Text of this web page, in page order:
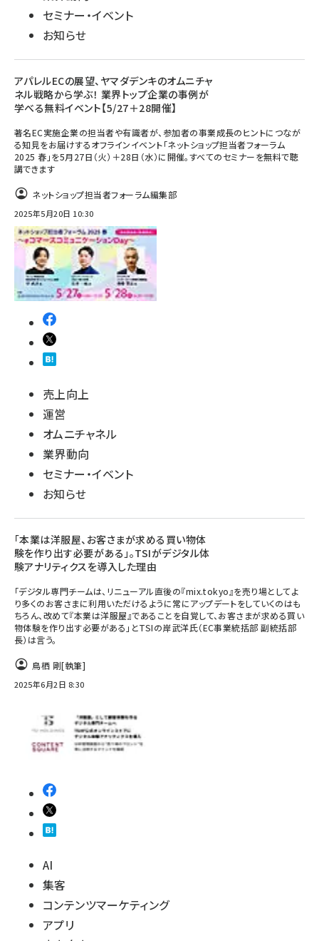
セミナー・イベント
お知らせ
アパレルECの展望、ヤマダデンキのオムニチャ
ネル戦略から学ぶ！ 業界トップ企業の事例が
学べる無料イベント【5/27＋28開催】
著名EC実施企業の担当者や有識者が、参加者の事業成長のヒントにつなが
る知見をお届けするオフラインイベント「ネットショップ担当者フォーラム
2025 春」を5月27日（火）＋28日（水）に開催。すべてのセミナーを無料で聴
講できます
ネットショップ担当者フォーラム編集部
2025年5月20日 10:30
売上向上
運営
オムニチャネル
業界動向
セミナー・イベント
お知らせ
「本業は洋服屋、お客さまが求める買い物体
験を作り出す必要がある」。TSIがデジタル体
験アナリティクスを導入した理由
「デジタル専門チームは、リニューアル直後の『mix.tokyo』を売り場としてよ
り多くのお客さまに利用いただけるように常にアップデートをしていくのはも
ちろん、改めて『本業は洋服屋』であることを自覚して、お客さまが求める買い
物体験を作り出す必要がある」とTSIの岸武洋氏（EC事業統括部 副統括部
長）は言う。
鳥栖 剛[執筆]
2025年6月2日 8:30
AI
集客
コンテンツマーケティング
アプリ